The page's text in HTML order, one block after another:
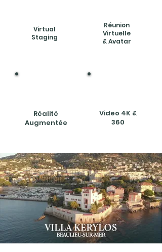
Virtual
Staging
Réunion
Virtuelle
& Avatar
Réalité
Augmentée
Video 4K &
360